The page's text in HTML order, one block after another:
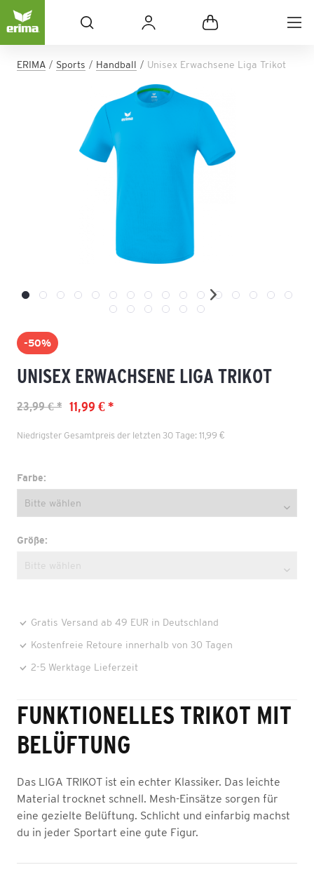
ERIMA Sports Handball Unisex Erwachsene Liga Trikot
-50%
UNISEX ERWACHSENE LIGA TRIKOT
11,99 € *
23,99 € *
Niedrigster Gesamtpreis der letzten 30 Tage: 11,99 €
Farbe:
Größe:
Gratis Versand ab 49 EUR in Deutschland
Kostenfreie Retoure innerhalb von 30 Tagen
2-5 Werktage Lieferzeit
FUNKTIONELLES TRIKOT MIT
BELÜFTUNG
Das LIGA TRIKOT ist ein echter Klassiker. Das leichte
Material trocknet schnell. Mesh-Einsätze sorgen für
eine gezielte Belüftung. Schlicht und einfarbig machst
du in jeder Sportart eine gute Figur.